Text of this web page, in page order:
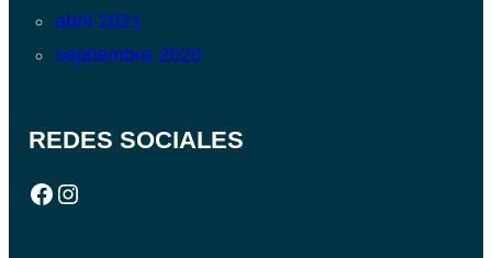
abril 2021
septiembre 2020
REDES SOCIALES
Facebook Instagram